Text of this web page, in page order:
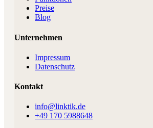
Preise
Blog
Unternehmen
Impressum
Datenschutz
Kontakt
info@linktik.de
+49 170 5988648